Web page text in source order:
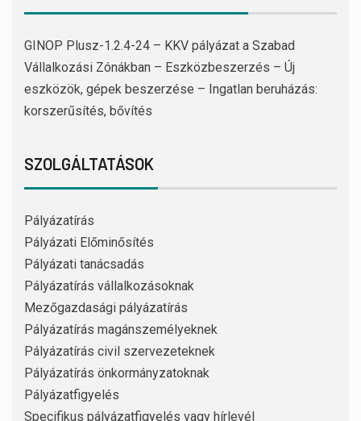
GINOP Plusz-1.2.4-24 – KKV pályázat a Szabad
Vállalkozási Zónákban – Eszközbeszerzés – Új
eszközök, gépek beszerzése – Ingatlan beruházás:
korszerűsítés, bővítés
SZOLGÁLTATÁSOK
Pályázatírás
Pályázati Előminősítés
Pályázati tanácsadás
Pályázatírás vállalkozásoknak
Mezőgazdasági pályázatírás
Pályázatírás magánszemélyeknek
Pályázatírás civil szervezeteknek
Pályázatírás önkormányzatoknak
Pályázatfigyelés
Specifikus pályázatfigyelés vagy hírlevél